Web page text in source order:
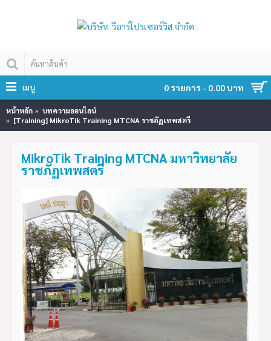
0 รายการ - 0.00 บาท
เมนู
หน้าหลัก
บทความออนไลน์
[Training] MikroTik Training MTCNA ราชภัฏเทพสตรี
MikroTik Training MTCNA มหาวิทยาลัย
ราชภัฏเทพสตรี